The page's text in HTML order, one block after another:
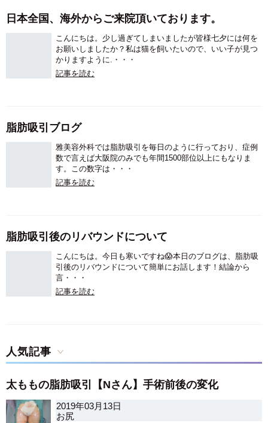
日本全国、海外からご来院頂いております。
こんにちは。少し過ぎてしまいましたが皆様七夕には何を
お願いしましたか？私は猫を飼いたいので、いい子が見つ
かりますように.・・・
記事を読む
脂肪吸引ブログ
雅美容外科では脂肪吸引を毎日のように行っており、症例
数で言えば大阪院のみでも年間1500部位以上にもなりま
す。この数字は・・・
記事を読む
脂肪吸引後のリバウンドについて
こんにちは。今日も寒いですね😱本日のブログは、脂肪吸
引後のリバウンドについて簡単にお話します！結論から
言・・・
記事を読む
人気記事
太ももの脂肪吸引【Nさん】手術前後の変化
2019年03月13日
お尻